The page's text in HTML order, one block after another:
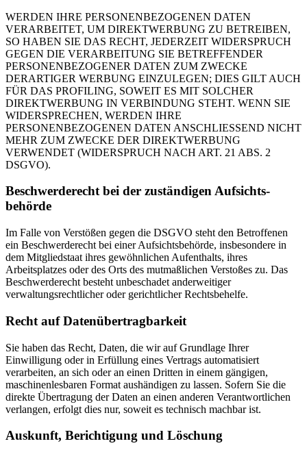
WERDEN IHRE PERSONENBEZOGENEN DATEN
VERARBEITET, UM DIREKTWERBUNG ZU BETREIBEN,
SO HABEN SIE DAS RECHT, JEDERZEIT WIDERSPRUCH
GEGEN DIE VERARBEITUNG SIE BETREFFENDER
PERSONENBEZOGENER DATEN ZUM ZWECKE
DERARTIGER WERBUNG EINZULEGEN; DIES GILT AUCH
FÜR DAS PROFILING, SOWEIT ES MIT SOLCHER
DIREKTWERBUNG IN VERBINDUNG STEHT. WENN SIE
WIDERSPRECHEN, WERDEN IHRE
PERSONENBEZOGENEN DATEN ANSCHLIESSEND NICHT
MEHR ZUM ZWECKE DER DIREKTWERBUNG
VERWENDET (WIDERSPRUCH NACH ART. 21 ABS. 2
DSGVO).
Beschwerde­recht bei der zuständigen Aufsichts­
behörde
Im Falle von Verstößen gegen die DSGVO steht den Betroffenen
ein Beschwerderecht bei einer Aufsichtsbehörde, insbesondere in
dem Mitgliedstaat ihres gewöhnlichen Aufenthalts, ihres
Arbeitsplatzes oder des Orts des mutmaßlichen Verstoßes zu. Das
Beschwerderecht besteht unbeschadet anderweitiger
verwaltungsrechtlicher oder gerichtlicher Rechtsbehelfe.
Recht auf Daten­übertrag­barkeit
Sie haben das Recht, Daten, die wir auf Grundlage Ihrer
Einwilligung oder in Erfüllung eines Vertrags automatisiert
verarbeiten, an sich oder an einen Dritten in einem gängigen,
maschinenlesbaren Format aushändigen zu lassen. Sofern Sie die
direkte Übertragung der Daten an einen anderen Verantwortlichen
verlangen, erfolgt dies nur, soweit es technisch machbar ist.
Auskunft, Berichtigung und Löschung